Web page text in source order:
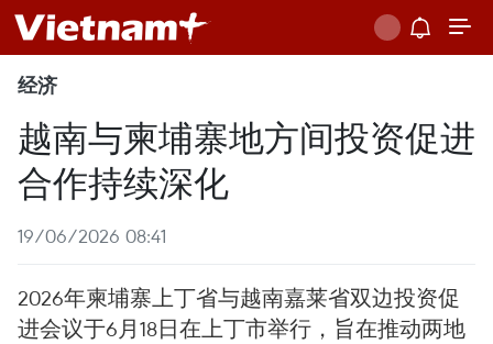
经济
越南与柬埔寨地方间投资促进
合作持续深化
19/06/2026 08:41
2026年柬埔寨上丁省与越南嘉莱省双边投资促
进会议于6月18日在上丁市举行，旨在推动两地